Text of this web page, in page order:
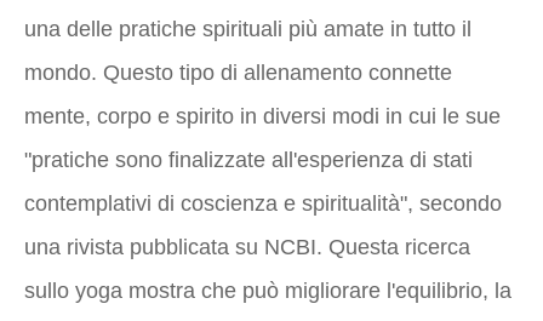
una delle pratiche spirituali più amate in tutto il
mondo. Questo tipo di allenamento connette
mente, corpo e spirito in diversi modi in cui le sue
"pratiche sono finalizzate all'esperienza di stati
contemplativi di coscienza e spiritualità", secondo
una rivista pubblicata su NCBI. Questa ricerca
sullo yoga mostra che può migliorare l'equilibrio, la